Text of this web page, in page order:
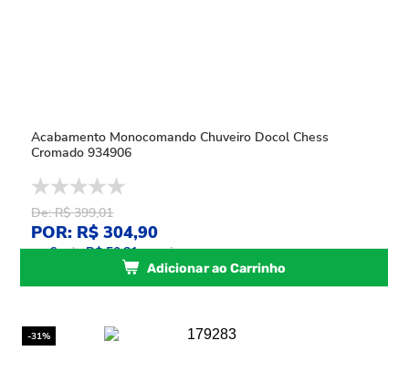
Acabamento Monocomando Chuveiro Docol Chess
Cromado 934906
De: R$ 399,01
POR: R$ 304,90
ou6xdeR$ 50,81sem juros
Adicionar ao Carrinho
-31%